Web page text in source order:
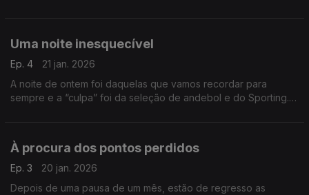
Uma noite inesquecível
Ep. 4
21 jan. 2026
A noite de ontem foi daquelas que vamos recordar para
sempre e a “culpa” foi da seleção de andebol e do Sporting.
À procura dos pontos perdidos
Ep. 3
20 jan. 2026
Depois de uma pausa de um mês, estão de regresso as